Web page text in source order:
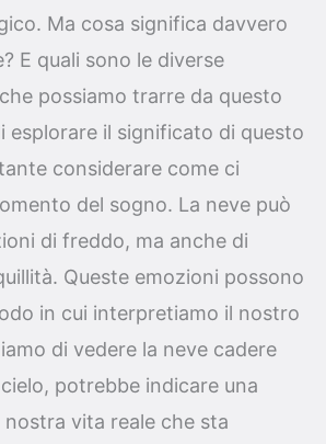
Ma cosa significa davvero
E quali sono le diverse
possiamo trarre da questo
esplorare il significato di questo
considerare come ci
del sogno. La neve può
di freddo, ma anche di
Queste emozioni possono
in cui interpretiamo il nostro
di vedere la neve cadere
potrebbe indicare una
nostra vita reale che sta